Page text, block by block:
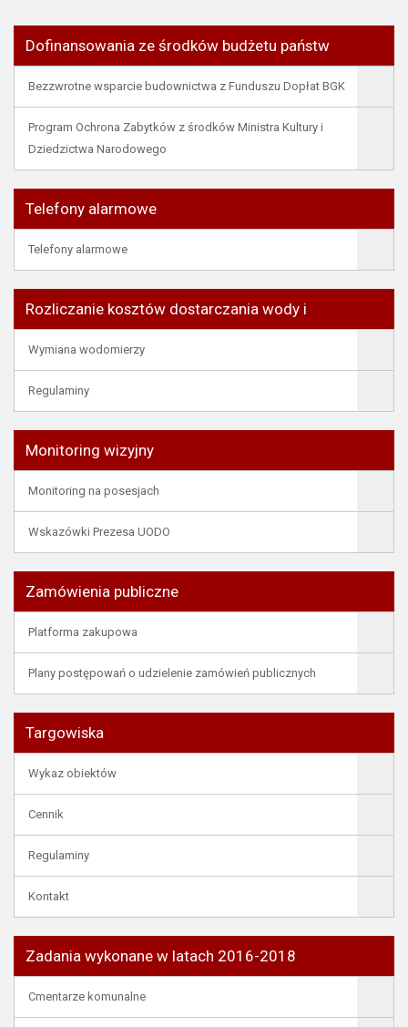
Dofinansowania ze środków budżetu państw
Bezzwrotne wsparcie budownictwa z Funduszu Dopłat BGK
Program Ochrona Zabytków z środków Ministra Kultury i
Dziedzictwa Narodowego
Telefony alarmowe
Telefony alarmowe
Rozliczanie kosztów dostarczania wody i
Wymiana wodomierzy
Regulaminy
Monitoring wizyjny
Monitoring na posesjach
Wskazówki Prezesa UODO
Zamówienia publiczne
Platforma zakupowa
Plany postępowań o udzielenie zamówień publicznych
Targowiska
Wykaz obiektów
Cennik
Regulaminy
Kontakt
Zadania wykonane w latach 2016-2018
Cmentarze komunalne